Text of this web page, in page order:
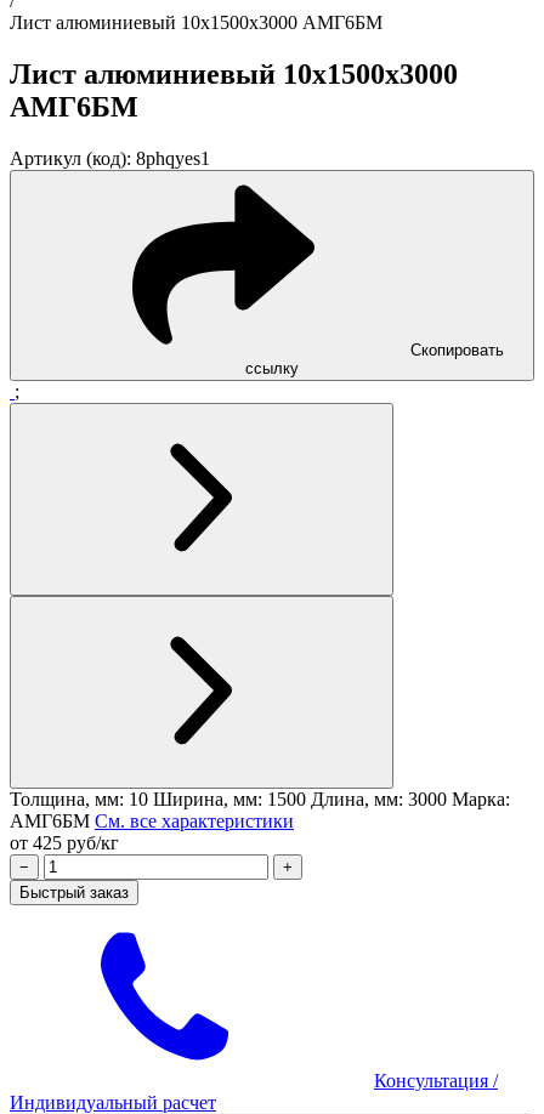
Лист алюминиевый 10x1500x3000 АМГ6БМ
Лист алюминиевый 10x1500x3000
АМГ6БМ
Артикул (код): 8phqyes1
Скопировать
ссылку
;
Толщина, мм: 10 Ширина, мм: 1500 Длина, мм: 3000 Марка:
АМГ6БМ См. все характеристики
от 425 руб/кг
−
+
Быстрый заказ
Консультация /
Индивидуальный расчет